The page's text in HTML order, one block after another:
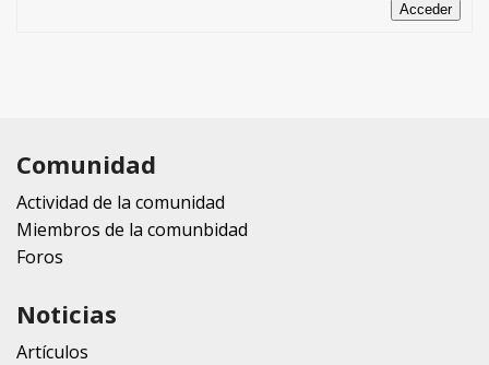
Acceder
Comunidad
Actividad de la comunidad
Miembros de la comunbidad
Foros
Noticias
Artículos